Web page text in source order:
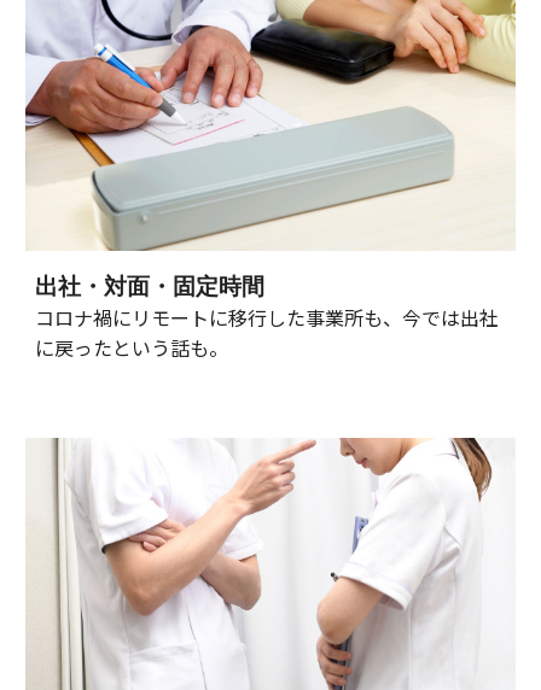
出社・対面・固定時間
コロナ禍にリモートに移行した事業所も、今では出社
に戻ったという話も。